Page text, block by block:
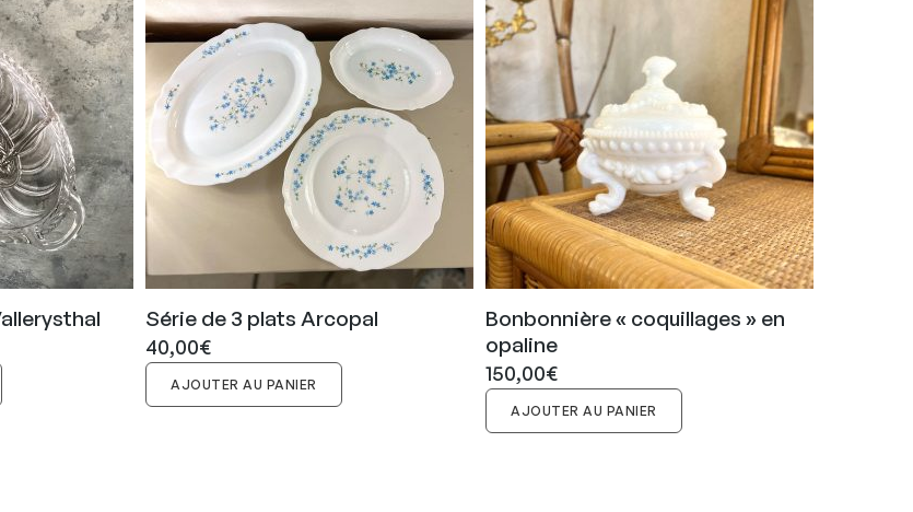
Série de 3 plats Arcopal
40,00€
AJOUTER AU PANIER
Bonbonnière « coquillages » en
opaline
150,00€
AJOUTER AU PANIER